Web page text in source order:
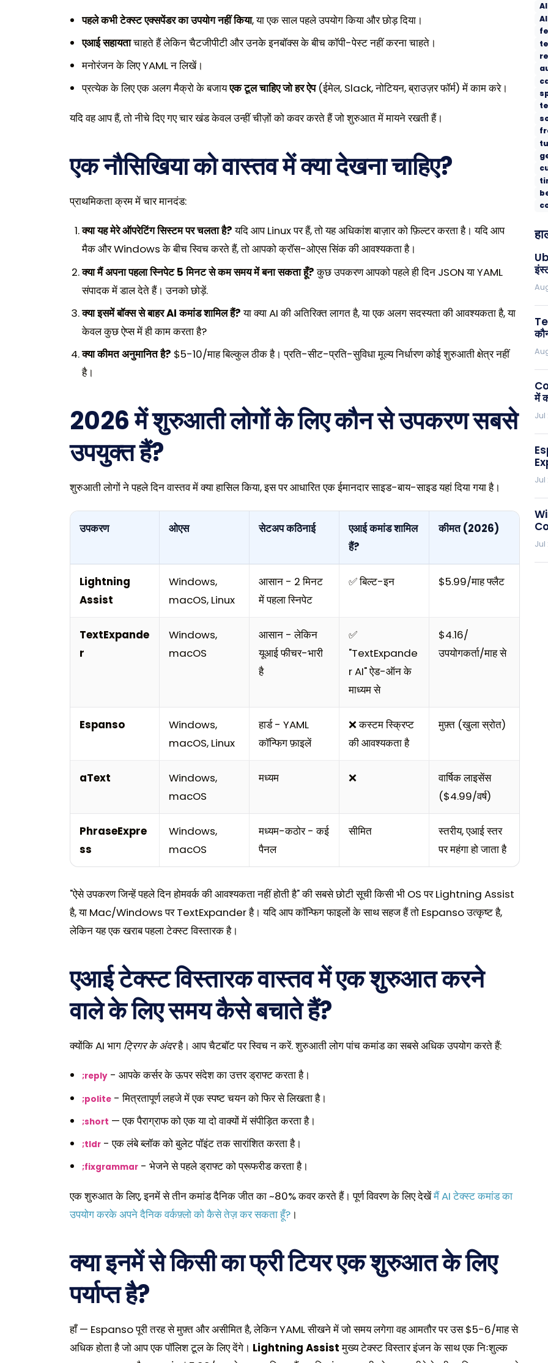
पहले कभी टेक्स्ट एक्सपेंडर का उपयोग नहीं किया, या एक साल पहले उपयोग किया और छोड़ दिया।
एआई सहायताचाहते हैं लेकिन चैटजीपीटी और उनके इनबॉक्स के बीच कॉपी-पेस्ट नहीं करना चाहते।
मनोरंजन के लिए YAML न लिखें।
प्रत्येक के लिए एक अलग मैक्रो के बजायएक टूल चाहिए जो हर ऐप(ईमेल, Slack, नोटियन, ब्राउज़र फॉर्म) में काम करे।
यदि वह आप हैं, तो नीचे दिए गए चार खंड केवल उन्हीं चीज़ों को कवर करते हैं जो शुरुआत में मायने रखती हैं।
एक नौसिखिया को वास्तव में क्या देखना चाहिए?
प्राथमिकता क्रम में चार मानदंड:
क्या यह मेरे ऑपरेटिंग सिस्टम पर चलता है?यदि आप Linux पर हैं, तो यह अधिकांश बाज़ार को फ़िल्टर करता है। यदि आप
मैक और Windows के बीच स्विच करते हैं, तो आपको क्रॉस-ओएस सिंक की आवश्यकता है।
क्या मैं अपना पहला स्निपेट 5 मिनट से कम समय में बना सकता हूँ?कुछ उपकरण आपको पहले ही दिन JSON या YAML
संपादक में डाल देते हैं। उनको छोड़ें.
क्या इसमें बॉक्स से बाहर AI कमांड शामिल हैं?या क्या AI की अतिरिक्त लागत है, या एक अलग सदस्यता की आवश्यकता है, या
केवल कुछ ऐप्स में ही काम करता है?
क्या कीमत अनुमानित है? $5-10/माह बिल्कुल ठीक है। प्रति-सीट-प्रति-सुविधा मूल्य निर्धारण कोई शुरुआती क्षेत्र नहीं
है।
2026 में शुरुआती लोगों के लिए कौन से उपकरण सबसे
उपयुक्त हैं?
शुरुआती लोगों ने पहले दिन वास्तव में क्या हासिल किया, इस पर आधारित एक ईमानदार साइड-बाय-साइड यहां दिया गया है।
उपकरण ओएस सेटअप कठिनाई
एआई कमांड शामिल
हैं?
कीमत (2026)
Lightning
Assist
Windows,
macOS, Linux
आसान - 2 मिनट
में पहला स्निपेट
✅ बिल्ट-इन $5.99/माह फ्लैट
TextExpande
r
Windows,
macOS
आसान - लेकिन
यूआई फीचर-भारी
है
✅
"TextExpande
r AI" ऐड-ऑन के
माध्यम से
$4.16/
उपयोगकर्ता/माह से
Espanso
Windows,
macOS, Linux
हार्ड - YAML
कॉन्फिग फ़ाइलें
❌ कस्टम स्क्रिप्ट
की आवश्यकता है
मुफ़्त (खुला स्रोत)
aText
Windows,
macOS
मध्यम ❌
वार्षिक लाइसेंस
($4.99/वर्ष)
PhraseExpre
ss
Windows,
macOS
मध्यम-कठोर - कई
पैनल
सीमित
स्तरीय, एआई स्तर
पर महंगा हो जाता है
"ऐसे उपकरण जिन्हें पहले दिन होमवर्क की आवश्यकता नहीं होती है" की सबसे छोटी सूची किसी भी OS पर Lightning Assist
है, या Mac/Windows पर TextExpander है। यदि आप कॉन्फिग फाइलों के साथ सहज हैं तो Espanso उत्कृष्ट है,
लेकिन यह एक खराब पहला टेक्स्ट विस्तारक है।
एआई टेक्स्ट विस्तारक वास्तव में एक शुरुआत करने
वाले के लिए समय कैसे बचाते हैं?
क्योंकि AI भाग ट्रिगर के अंदरहै। आप चैटबॉट पर स्विच न करें. शुरुआती लोग पांच कमांड का सबसे अधिक उपयोग करते हैं:
;reply - आपके कर्सर के ऊपर संदेश का उत्तर ड्राफ्ट करता है।
;polite - मित्रतापूर्ण लहजे में एक स्पष्ट चयन को फिर से लिखता है।
;short — एक पैराग्राफ को एक या दो वाक्यों में संपीड़ित करता है।
;tldr - एक लंबे ब्लॉक को बुलेट पॉइंट तक सारांशित करता है।
;fixgrammar - भेजने से पहले ड्राफ्ट को प्रूफरीड करता है।
एक शुरुआत के लिए, इनमें से तीन कमांड दैनिक जीत का ~80% कवर करते हैं। पूर्ण विवरण के लिए देखेंमैं AI टेक्स्ट कमांड का
उपयोग करके अपने दैनिक वर्कफ़्लो को कैसे तेज़ कर सकता हूँ? ।
क्या इनमें से किसी का फ्री टियर एक शुरुआत के लिए
पर्याप्त है?
हाँ — Espanso पूरी तरह से मुफ़्त और असीमित है, लेकिन YAML सीखने में जो समय लगेगा वह आमतौर पर उस $5-6/माह से
अधिक होता है जो आप एक पॉलिश टूल के लिए देंगे। Lightning Assistमुख्य टेक्स्ट विस्तार इंजन के साथ एक निःशुल्क
में
Jul
Jul
Jul